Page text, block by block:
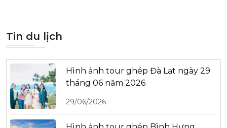
Tin du lịch
Hình ảnh tour ghép Đà Lạt ngày 29
tháng 06 năm 2026
29/06/2026